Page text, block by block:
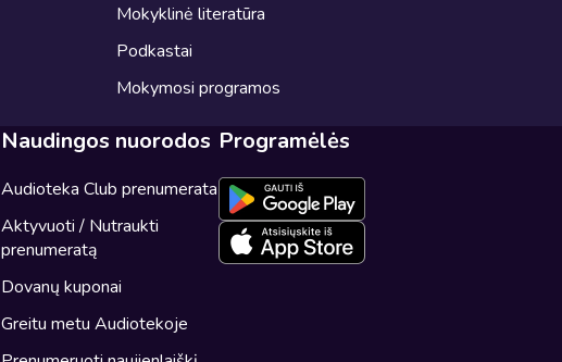
Mokyklinė literatūra
Podkastai
Mokymosi programos
Naudingos nuorodos
Audioteka Club prenumerata
Aktyvuoti / Nutraukti
prenumeratą
Dovanų kuponai
Greitu metu Audiotekoje
Programėlės